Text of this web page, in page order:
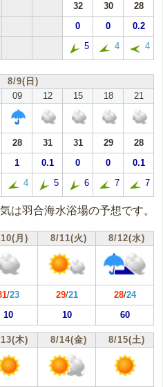
32 30
28
0 0 0.2
5 4 4
8/9(日)
09 12 15 18 21
28 31 31 29
28
1 0.1 0 0 0.1
4 5 6 7 7
は羽合海水浴場の予想です。
月) 8/11(火) 8/12(水)
/23 29/21 28/24
10 10 60
木) 8/14(金) 8/15(土)